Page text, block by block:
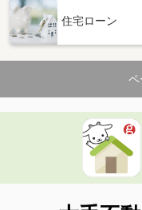
住宅ローン
ペ